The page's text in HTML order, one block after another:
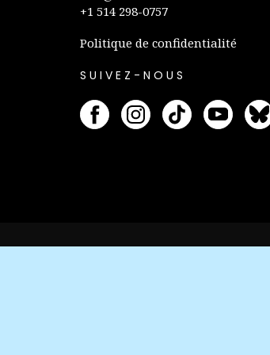
+1 514 298-0757
Politique de confidentialité
SUIVEZ-NOUS